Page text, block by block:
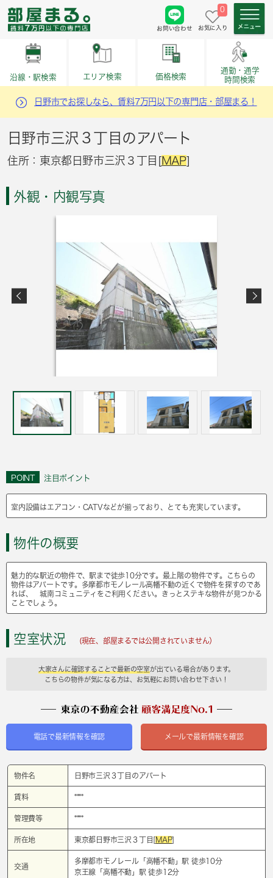
お問い合わせ
0
お気に入り
沿線・駅検索 エリア検索 価格検索
通勤・通学
時間検索
日野市でお探しなら、賃料7万円以下の専門店・部屋まる！
日野市三沢３丁目のアパート
住所：東京都日野市三沢３丁目[MAP]
外観・内観写真
POINT 注目ポイント
室内設備はエアコン・CATVなどが揃っており、とても充実しています。
物件の概要
魅力的な駅近の物件で、駅まで徒歩10分です。最上階の物件です。こちらの
物件はアパートです。多摩都市モノレール高幡不動の近くで物件を探すのであ
れば、 城南コミュニティをご利用ください。きっとステキな物件が見つかる
ことでしょう。
空室状況 (現在、部屋まるでは公開されていません）
大家さんに確認することで最新の空室が出ている場合があります。
こちらの物件が気になる方は、お気軽にお問い合わせ下さい！
電話で最新情報を確認 メールで最新情報を確認
物件名 日野市三沢３丁目のアパート
賃料 ****
管理費等 ****
所在地 東京都日野市三沢３丁目[MAP]
交通
多摩都市モノレール「 高幡不動 」駅 徒歩10分
京王線「 高幡不動 」駅 徒歩12分